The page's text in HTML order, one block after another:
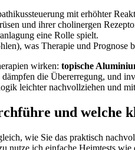
mit erhöhter
und ⁣ihrer cholinergen
eine Rolle spielt.
was Therapie und Prognose
wirken: topische
dämpfen die‍ Übererregung, und
leichter nachvollziehen und
und welche
wie Sie das praktisch